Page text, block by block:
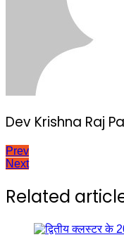
Dev Krishna Raj
Post
Prev
Next
Related